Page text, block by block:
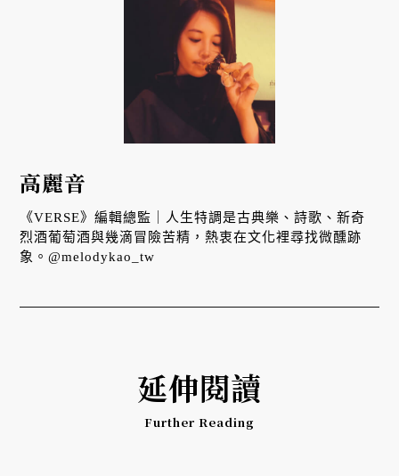
高麗音
《VERSE》編輯總監｜人生特調是古典樂、詩歌、新奇
烈酒葡萄酒與幾滴冒險苦精，熱衷在文化裡尋找微醺跡
象。@melodykao_tw
延伸閱讀
Further Reading